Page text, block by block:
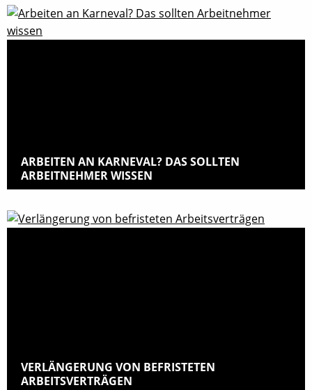
ARBEITEN AN KARNEVAL? DAS SOLLTEN
ARBEITNEHMER WISSEN
VERLÄNGERUNG VON BEFRISTETEN
ARBEITSVERTRÄGEN